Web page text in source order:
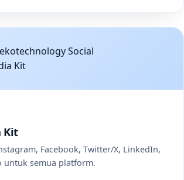
Kit
Facebook, Twitter/X, LinkedIn,
untuk semua platform.